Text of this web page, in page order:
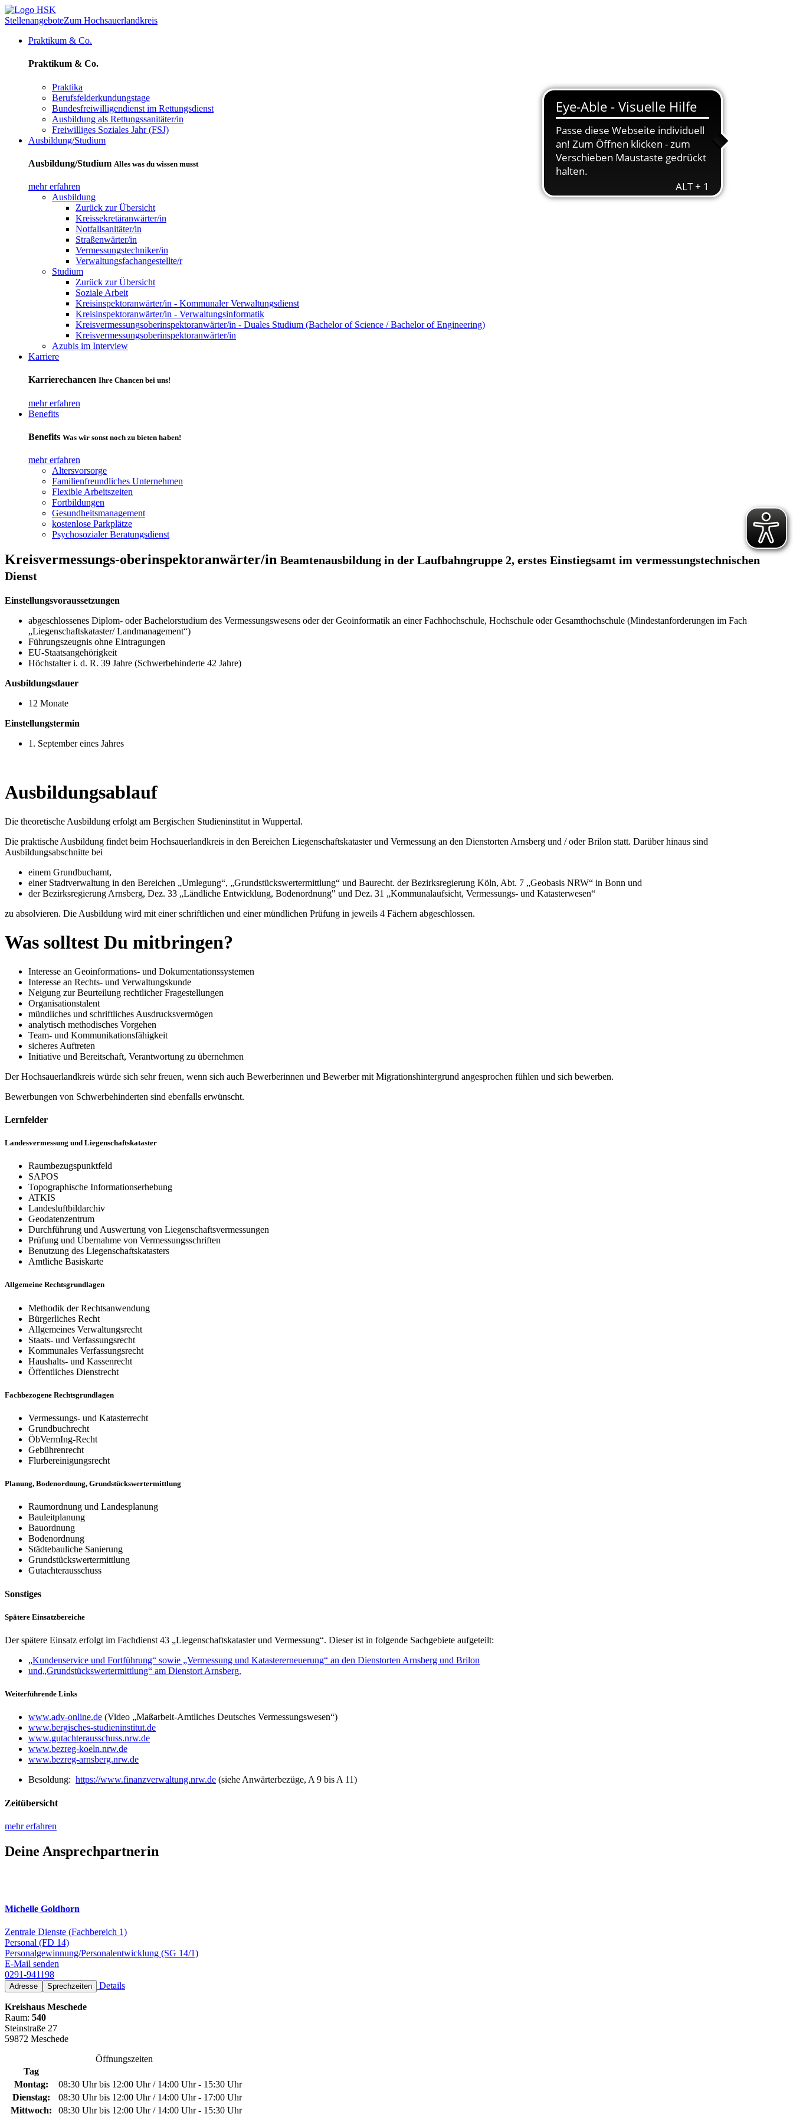
StellenangeboteZum Hochsauerlandkreis
Praktikum & Co.
Praktikum & Co.
Praktika
Berufsfelderkundungstage
Bundesfreiwilligendienst im Rettungsdienst
Ausbildung als Rettungssanitäter/in
Freiwilliges Soziales Jahr (FSJ)
Ausbildung/Studium
Ausbildung/Studium Alles was du wissen musst
mehr erfahren
Ausbildung
Zurück zur Übersicht
Kreissekretäranwärter/in
Notfallsanitäter/in
Straßenwärter/in
Vermessungstechniker/in
Verwaltungsfachangestellte/r
Studium
Zurück zur Übersicht
Soziale Arbeit
Kreisinspektoranwärter/in - Kommunaler Verwaltungsdienst
Kreisinspektoranwärter/in - Verwaltungsinformatik
Kreisvermessungsoberinspektoranwärter/in - Duales Studium (Bachelor of Science / Bachelor of Engineering)
Kreisvermessungsoberinspektoranwärter/in
Azubis im Interview
Karriere
Karrierechancen Ihre Chancen bei uns!
mehr erfahren
Benefits
Benefits Was wir sonst noch zu bieten haben!
mehr erfahren
Altersvorsorge
Familienfreundliches Unternehmen
Flexible Arbeitszeiten
Fortbildungen
Gesundheitsmanagement
kostenlose Parkplätze
Psychosozialer Beratungsdienst
Kreisvermessungs-oberinspektoranwärter/in Beamtenausbildung in der Laufbahngruppe 2, erstes Einstiegsamt im vermessungstechnischen
Dienst
Einstellungsvoraussetzungen
abgeschlossenes Diplom- oder Bachelorstudium des Vermessungswesens oder der Geoinformatik an einer Fachhochschule, Hochschule oder Gesamthochschule (Mindestanforderungen im Fach
„Liegenschaftskataster/ Landmanagement“)
Führungszeugnis ohne Eintragungen
EU-Staatsangehörigkeit
Höchstalter i. d. R. 39 Jahre (Schwerbehinderte 42 Jahre)
Ausbildungsdauer
12 Monate
Einstellungstermin
1. September eines Jahres
Ausbildungsablauf
Die theoretische Ausbildung erfolgt am Bergischen Studieninstitut in Wuppertal.
Die praktische Ausbildung findet beim Hochsauerlandkreis in den Bereichen Liegenschaftskataster und Vermessung an den Dienstorten Arnsberg und / oder Brilon statt. Darüber hinaus sind
Ausbildungsabschnitte bei
einem Grundbuchamt,
einer Stadtverwaltung in den Bereichen „Umlegung“, „Grundstückswertermittlung“ und Baurecht. der Bezirksregierung Köln, Abt. 7 „Geobasis NRW“ in Bonn und
der Bezirksregierung Arnsberg, Dez. 33 „Ländliche Entwicklung, Bodenordnung" und Dez. 31 „Kommunalaufsicht, Vermessungs- und Katasterwesen“
zu absolvieren. Die Ausbildung wird mit einer schriftlichen und einer mündlichen Prüfung in jeweils 4 Fächern abgeschlossen.
Was solltest Du mitbringen?
Interesse an Geoinformations- und Dokumentationssystemen
Interesse an Rechts- und Verwaltungskunde
Neigung zur Beurteilung rechtlicher Fragestellungen
Organisationstalent
mündliches und schriftliches Ausdrucksvermögen
analytisch methodisches Vorgehen
Team- und Kommunikationsfähigkeit
sicheres Auftreten
Initiative und Bereitschaft, Verantwortung zu übernehmen
Der Hochsauerlandkreis würde sich sehr freuen, wenn sich auch Bewerberinnen und Bewerber mit Migrationshintergrund angesprochen fühlen und sich bewerben.
Bewerbungen von Schwerbehinderten sind ebenfalls erwünscht.
Lernfelder
Landesvermessung und Liegenschaftskataster
Raumbezugspunktfeld
SAPOS
Topographische Informationserhebung
ATKIS
Landesluftbildarchiv
Geodatenzentrum
Durchführung und Auswertung von Liegenschaftsvermessungen
Prüfung und Übernahme von Vermessungsschriften
Benutzung des Liegenschaftskatasters
Amtliche Basiskarte
Allgemeine Rechtsgrundlagen
Methodik der Rechtsanwendung
Bürgerliches Recht
Allgemeines Verwaltungsrecht
Staats- und Verfassungsrecht
Kommunales Verfassungsrecht
Haushalts- und Kassenrecht
Öffentliches Dienstrecht
Fachbezogene Rechtsgrundlagen
Vermessungs- und Katasterrecht
Grundbuchrecht
ÖbVermIng-Recht
Gebührenrecht
Flurbereinigungsrecht
Planung, Bodenordnung, Grundstückswertermittlung
Raumordnung und Landesplanung
Bauleitplanung
Bauordnung
Bodenordnung
Städtebauliche Sanierung
Grundstückswertermittlung
Gutachterausschuss
Sonstiges
Spätere Einsatzbereiche
Der spätere Einsatz erfolgt im Fachdienst 43 „Liegenschaftskataster und Vermessung“. Dieser ist in folgende Sachgebiete aufgeteilt:
„Kundenservice und Fortführung“ sowie „Vermessung und Katastererneuerung“ an den Dienstorten Arnsberg und Brilon
und„Grundstückswertermittlung“ am Dienstort Arnsberg.
Weiterführende Links
www.adv-online.de (Video „Maßarbeit-Amtliches Deutsches Vermessungswesen“)
www.bergisches-studieninstitut.de
www.gutachterausschuss.nrw.de
www.bezreg-koeln.nrw.de
www.bezreg-arnsberg.nrw.de
Besoldung: https://www.finanzverwaltung.nrw.de (siehe Anwärterbezüge, A 9 bis A 11)
Zeitübersicht
mehr erfahren
Deine Ansprechpartnerin
Michelle Goldhorn
Zentrale Dienste (Fachbereich 1)
Personal (FD 14)
Personalgewinnung/Personalentwicklung (SG 14/1)
E-Mail senden
0291-941198
Adresse Sprechzeiten Details
Kreishaus Meschede
Raum: 540
Steinstraße 27
59872 Meschede
Öffnungszeiten
Tag
Montag:
08:30 Uhr bis 12:00 Uhr / 14:00 Uhr - 15:30 Uhr
Dienstag:
08:30 Uhr bis 12:00 Uhr / 14:00 Uhr - 17:00 Uhr
Mittwoch:
08:30 Uhr bis 12:00 Uhr / 14:00 Uhr - 15:30 Uhr